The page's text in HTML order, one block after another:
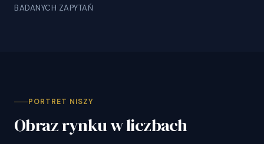
BADANYCH ZAPYTAŃ
PORTRET NISZY
Obraz rynku w liczbach